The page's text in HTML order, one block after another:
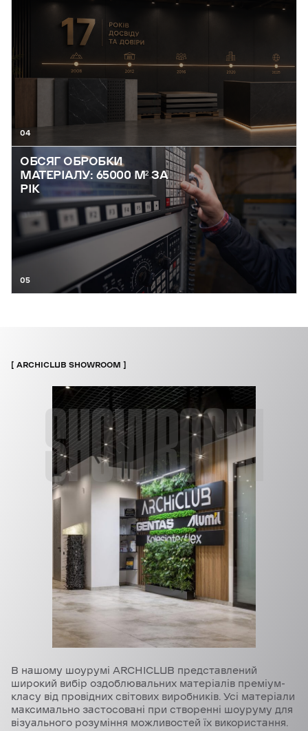
04
ОБСЯГ ОБРОБКИ
МАТЕРІАЛУ: 65000 М² ЗА
РІК
05
SHOWROOM
ARCHICLUB SHOWROOM
В нашому шоурумі ARCHICLUB представлений
широкий вибір оздоблювальних матеріалів преміум-
класу від провідних світових виробників. Усі матеріали
максимально застосовані при створенні шоуруму для
візуального розуміння можливостей їх використання.